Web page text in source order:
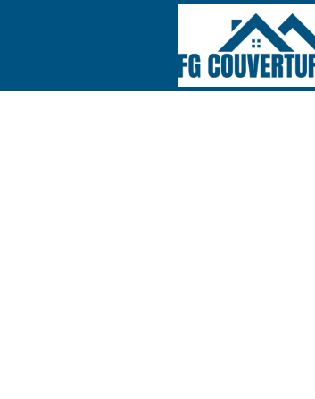
COUVREUR 06
Nos réalisations